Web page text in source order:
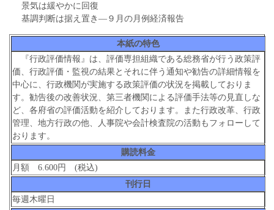
景気は緩やかに回復
基調判断は据え置き―９月の月例経済報告
本紙の特色
『行政評価情報』は、評価専担組織である総務省が行う政策評
価、行政評価・監視の結果とそれに伴う通知や勧告の詳細情報を
中心に、行政機関が実施する政策評価の状況を掲載しておりま
す。勧告後の改善状況、第三者機関による評価手法等の見直しな
ど、各府省の評価活動を紹介しております。また行政改革、行政
管理、地方行政の他、人事院や会計検査院の活動もフォローして
おります。
購読料金
月額 6.600円 (税込)
刊行日
毎週木曜日